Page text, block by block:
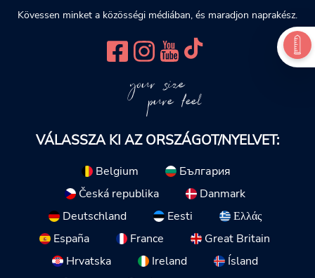
Kövessen minket a közösségi médiában, és maradjon naprakész.
your size
pure feel
VÁLASSZA KI AZ ORSZÁGOT/NYELVET:
Belgium
България
Česká republika
Danmark
Deutschland
Eesti
Ελλάς
España
France
Great Britain
Hrvatska
Ireland
Ísland